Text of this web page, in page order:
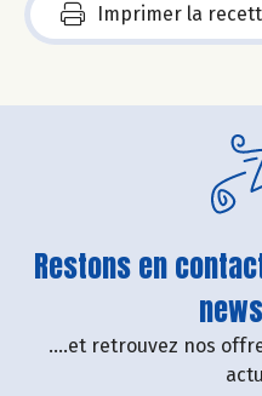
Imprimer la
Restons en
....et retrouvez nos